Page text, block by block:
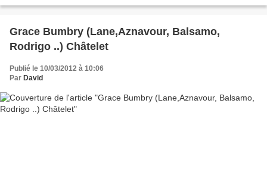
Grace Bumbry (Lane,Aznavour, Balsamo,
Rodrigo ..) Châtelet
Publié le 10/03/2012 à 10:06
Par David